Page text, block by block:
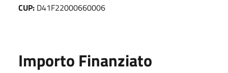
CUP: D41F22000660006
Importo Finanziato